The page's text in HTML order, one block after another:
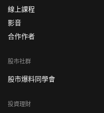
線上課程
影音
合作作者
股市社群
股市爆料同學會
投資理財